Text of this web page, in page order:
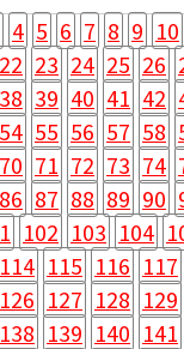
4 5 6 7 8 9 10
22 23 24 25 26
38 39 40 41 42
54 55 56 57 58
70 71 72 73 74
86 87 88 89 90
102 103 104
114 115 116 117
126 127 128 129
138 139 140 141